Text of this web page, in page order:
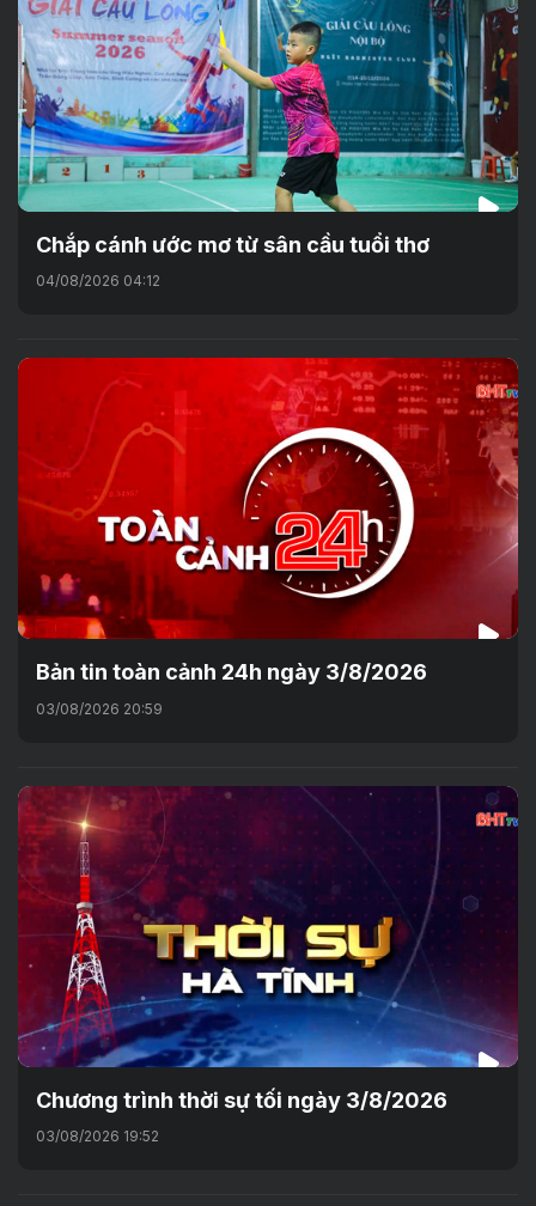
Chắp cánh ước mơ từ sân cầu tuổi thơ
04/08/2026 04:12
Bản tin toàn cảnh 24h ngày 3/8/2026
03/08/2026 20:59
Chương trình thời sự tối ngày 3/8/2026
03/08/2026 19:52